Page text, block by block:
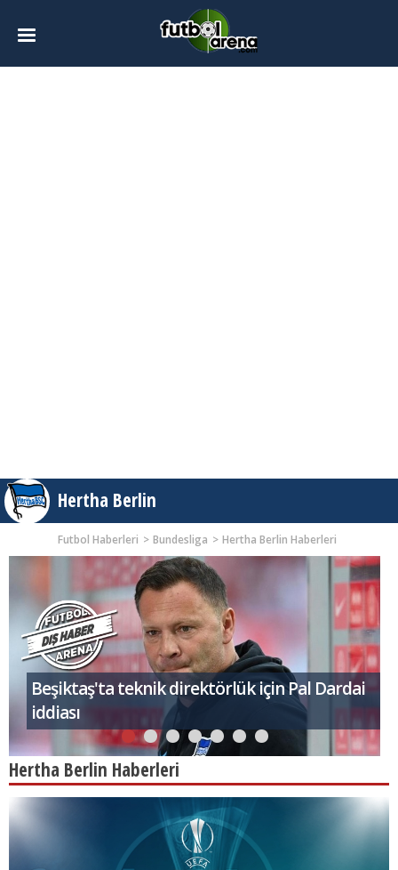
Hertha Berlin
Futbol Haberleri Bundesliga Hertha Berlin Haberleri
Hertha Berlin 3-0 Union Berlin maç özeti ve
golleri (İZLE)
Hertha Berlin Haberleri